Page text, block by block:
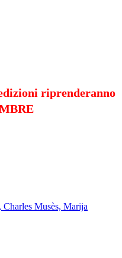
riprenderanno
Charles Musès, Marija